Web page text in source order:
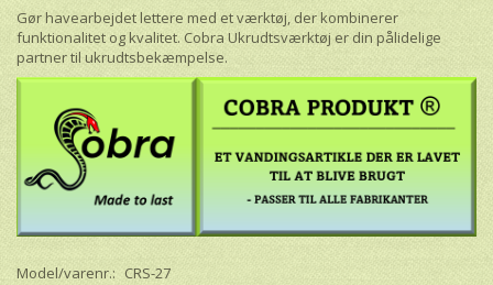
Gør havearbejdet lettere med et værktøj, der kombinerer
funktionalitet og kvalitet. Cobra Ukrudtsværktøj er din pålidelige
partner til ukrudtsbekæmpelse.
Model/varenr.: CRS-27